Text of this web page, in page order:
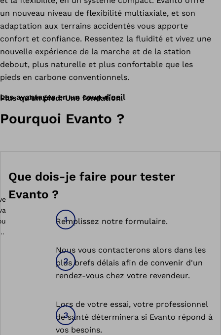
un nouveau niveau de flexibilité multiaxiale, et son
adaptation aux terrains accidentés vous apporte
confort et confiance. Ressentez la fluidité et vivez une
nouvelle expérience de la marche et de la station
debout, plus naturelle et plus confortable que les
pieds en carbone conventionnels.
Plus qu'un pied. Une fondation.
Les avantages en un coup d'oeil
Pourquoi Evanto ?
Que dois-je faire pour tester
Evanto ?
Remplissez notre formulaire.
Nous vous contacterons alors dans les
plus brefs délais afin de convenir d'un
rendez-vous chez votre revendeur.
Lors de votre essai, votre professionnel
de santé déterminera si Evanto répond à
vos besoins.